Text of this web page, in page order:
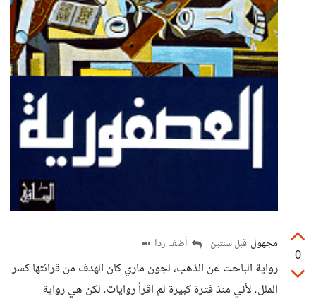
0
مجهول قبل سنتين أضف ردا
رواية الباحث عن الذهب، لجون ماري كان الهدف من قرائتها كسر
الملل، لأني منذ فترة كبيرة لم اقرأ روايات، لكن هي رواية